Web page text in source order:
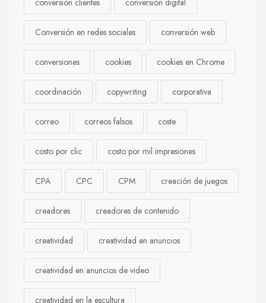
conversión clientes conversión digital
Conversión en redes sociales conversión web
conversiones cookies cookies en Chrome
coordinación copywriting corporativa
correo correos falsos coste
costo por clic costo por mil impresiones
CPA CPC CPM creación de juegos
creadores creadores de contenido
creatividad creatividad en anuncios
creatividad en anuncios de video
creatividad en la escultura